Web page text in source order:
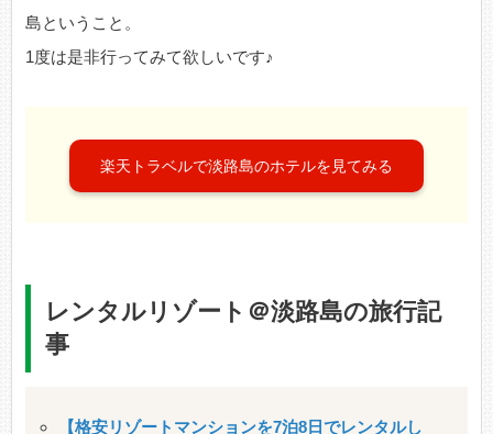
島ということ。
1度は是非行ってみて欲しいです♪
楽天トラベルで淡路島のホテルを見てみる
レンタルリゾート＠淡路島の旅行記
事
【格安リゾートマンションを7泊8日でレンタルし